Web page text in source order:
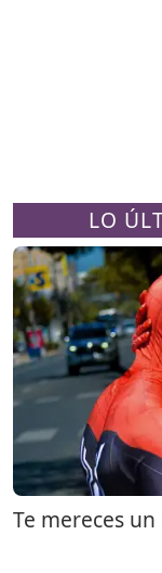
LO
Te mereces